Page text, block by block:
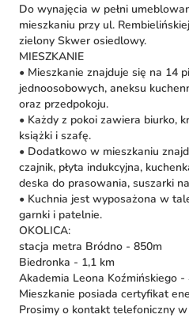
Do wynajęcia w pełni
mieszkaniu przy ul.
zielony Skwer osiedlowy.
MIESZKANIE
• Mieszkanie znajduje się na 14
jednoosobowych, aneksu
oraz przedpokoju.
• Każdy z pokoi zawiera biurko,
książki i szafę.
• Dodatkowo w mieszkaniu
czajnik, płyta indukcyjna,
deska do prasowania, suszarki
• Kuchnia jest wyposażona w
garnki i patelnie.
OKOLICA:
stacja metra Bródno - 850m
Biedronka - 1,1 km
Akademia Leona Koźmińskiego -
Mieszkanie posiada certyfikat
Prosimy o kontakt telefoniczny